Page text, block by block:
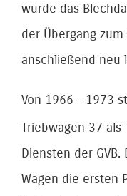
wurde das
der Übergang
anschließend neu
Von 1966 – 1973
Triebwagen 37 als
Diensten der
Wagen die ersten